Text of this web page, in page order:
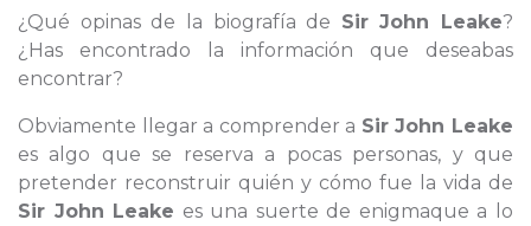
¿Qué opinas de la biografía de Sir John Leake?
¿Has encontrado la información que deseabas
encontrar?
Obviamente llegar a comprender a Sir John Leake
es algo que se reserva a pocas personas, y que
pretender reconstruir quién y cómo fue la vida de
Sir John Leake es una suerte de enigmaque a lo